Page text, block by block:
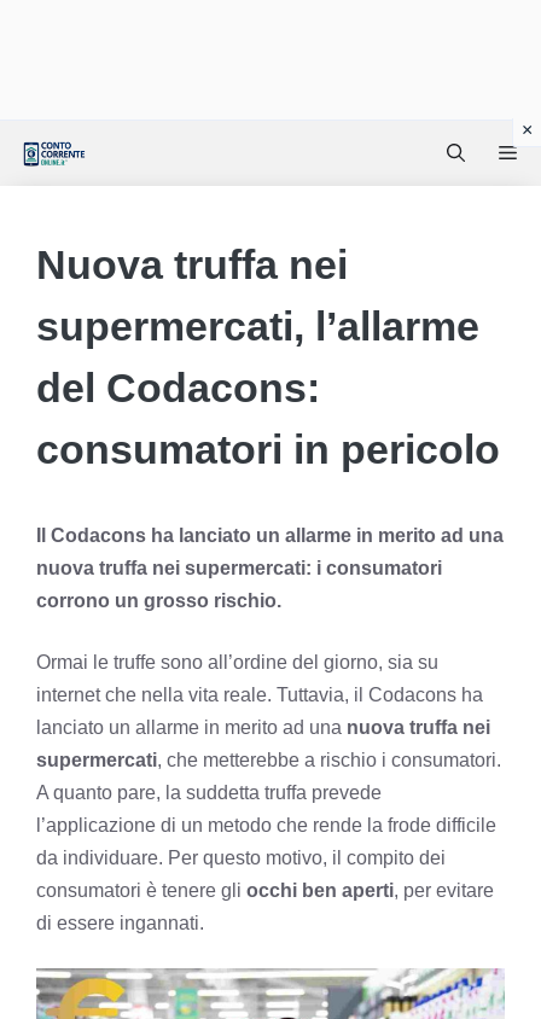
Nuova truffa nei
supermercati, l’allarme
del Codacons:
consumatori in pericolo
Il Codacons ha lanciato un allarme in merito ad una
nuova truffa nei supermercati: i consumatori
corrono un grosso rischio.
Ormai le truffe sono all’ordine del giorno, sia su
internet che nella vita reale. Tuttavia, il Codacons ha
lanciato un allarme in merito ad una nuova truffa nei
supermercati, che metterebbe a rischio i consumatori.
A quanto pare, la suddetta truffa prevede
l’applicazione di un metodo che rende la frode difficile
da individuare. Per questo motivo, il compito dei
consumatori è tenere gli occhi ben aperti, per evitare
di essere ingannati.